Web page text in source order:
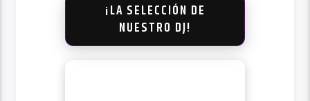
¡LA SELECCIÓN DE
NUESTRO DJ!